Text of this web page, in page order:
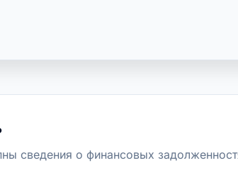
сведения о финансовых